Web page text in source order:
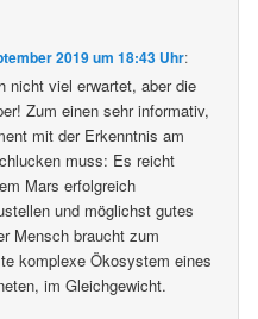
2019 um 18:43 Uhr:
nicht viel erwartet, aber die
Zum einen sehr informativ,
mit der Erkenntnis am
muss: Es reicht
Mars erfolgreich
und möglichst gutes
Mensch braucht zum
komplexe Ökosystem eines
im Gleichgewicht.